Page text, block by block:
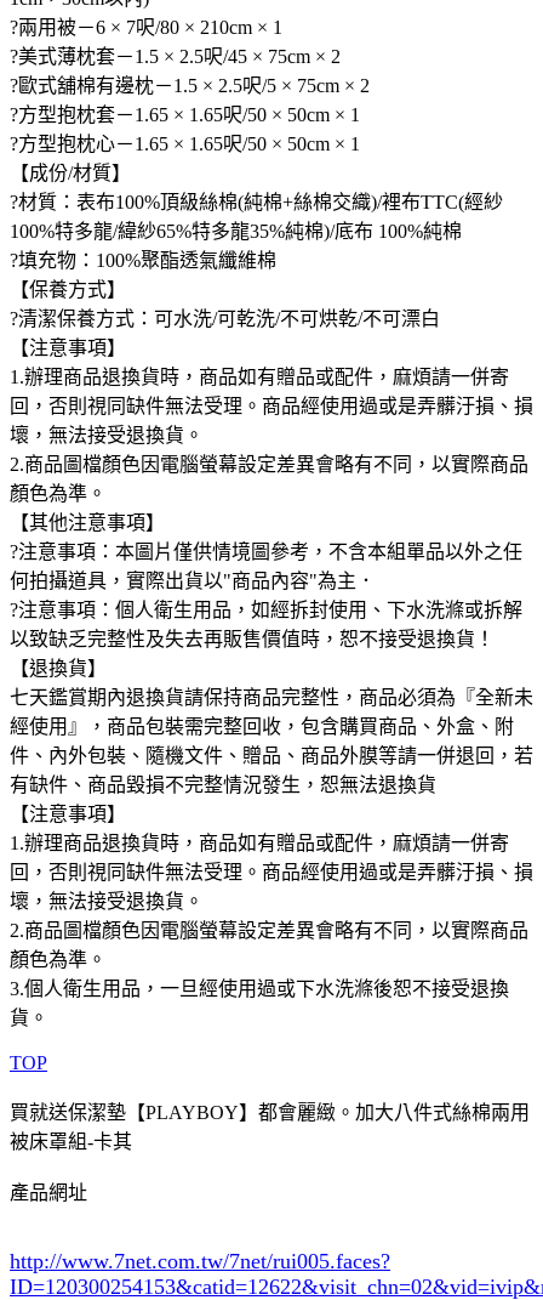
?兩用被－6 × 7呎/80 × 210cm × 1
?美式薄枕套－1.5 × 2.5呎/45 × 75cm × 2
?歐式舖棉有邊枕－1.5 × 2.5呎/5 × 75cm × 2
?方型抱枕套－1.65 × 1.65呎/50 × 50cm × 1
?方型抱枕心－1.65 × 1.65呎/50 × 50cm × 1
【成份/材質】
?材質：表布100%頂級絲棉(純棉+絲棉交織)/裡布TTC(經紗
100%特多龍/緯紗65%特多龍35%純棉)/底布 100%純棉
?填充物：100%聚酯透氣纖維棉
【保養方式】
?清潔保養方式：可水洗/可乾洗/不可烘乾/不可漂白
【注意事項】
1.辦理商品退換貨時，商品如有贈品或配件，麻煩請一併寄
回，否則視同缺件無法受理。商品經使用過或是弄髒汙損、損
壞，無法接受退換貨。
2.商品圖檔顏色因電腦螢幕設定差異會略有不同，以實際商品
顏色為準。
【其他注意事項】
?注意事項：本圖片僅供情境圖參考，不含本組單品以外之任
何拍攝道具，實際出貨以"商品內容"為主．
?注意事項：個人衛生用品，如經拆封使用、下水洗滌或拆解
以致缺乏完整性及失去再販售價值時，恕不接受退換貨！
【退換貨】
七天鑑賞期內退換貨請保持商品完整性，商品必須為『全新未
經使用』，商品包裝需完整回收，包含購買商品、外盒、附
件、內外包裝、隨機文件、贈品、商品外膜等請一併退回，若
有缺件、商品毀損不完整情況發生，恕無法退換貨
【注意事項】
1.辦理商品退換貨時，商品如有贈品或配件，麻煩請一併寄
回，否則視同缺件無法受理。商品經使用過或是弄髒汙損、損
壞，無法接受退換貨。
2.商品圖檔顏色因電腦螢幕設定差異會略有不同，以實際商品
顏色為準。
3.個人衛生用品，一旦經使用過或下水洗滌後恕不接受退換
貨。
TOP
買就送保潔墊【PLAYBOY】都會麗緻。加大八件式絲棉兩用
被床罩組-卡其
產品網址
http://www.7net.com.tw/7net/rui005.faces?
ID=120300254153&catid=12622